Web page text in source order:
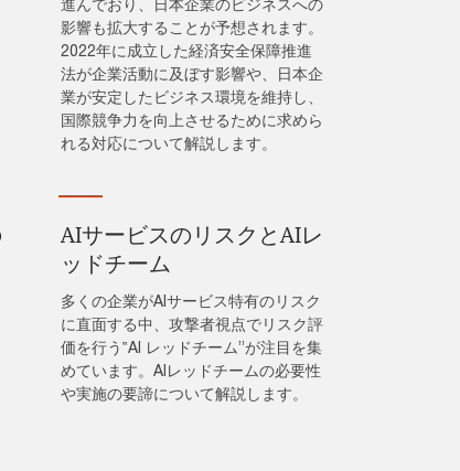
進んでおり、日本企業のビジネスへの
影響も拡大することが予想されます。
2022年に成立した経済安全保障推進
法が企業活動に及ぼす影響や、日本企
業が安定したビジネス環境を維持し、
国際競争力を向上させるために求めら
れる対応について解説します。
AIサービスのリスクとAIレ
ッドチーム
多くの企業がAIサービス特有のリスク
に直面する中、攻撃者視点でリスク評
価を行う‟AI レッドチーム”が注目を集
めています。AIレッドチームの必要性
や実施の要諦について解説します。